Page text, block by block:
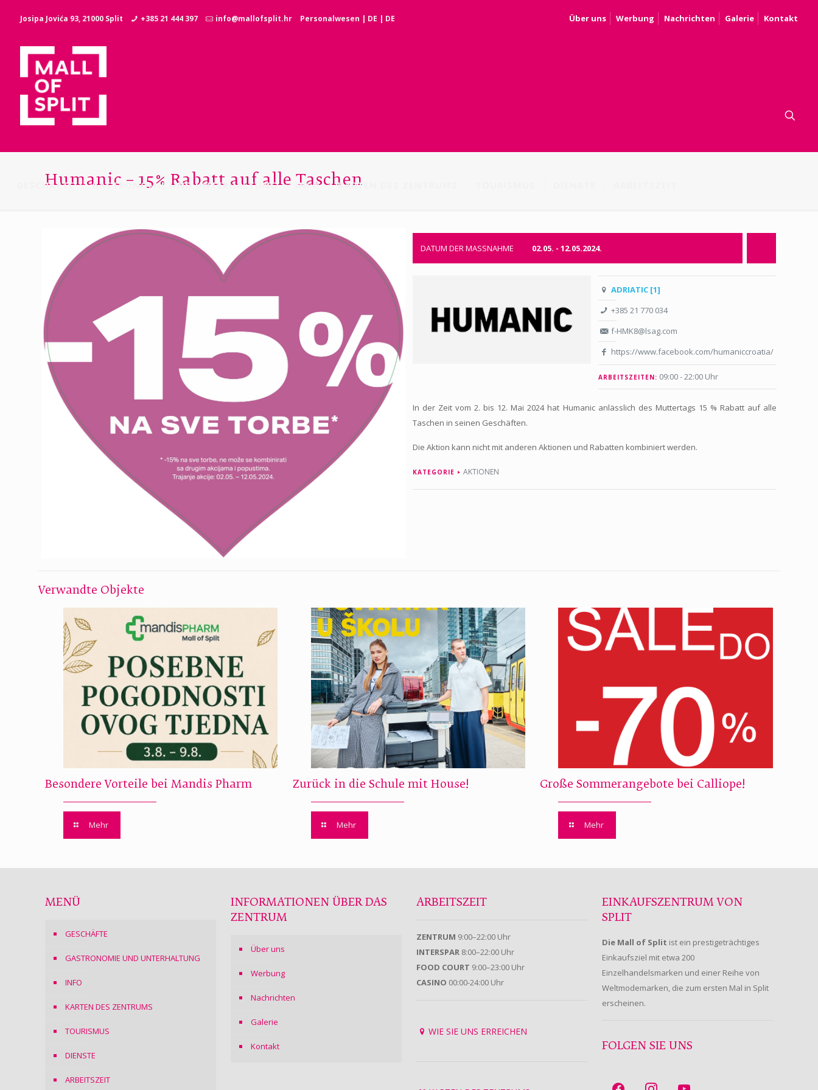
Josipa Jovića 93, 21000 Split +385 21 444 397 info@mallofsplit.hr Personalwesen | DE | DE Über uns Werbung Nachrichten Galerie Kontakt
GESCHÄFTE GASTRONOMIE UND UNTERHALTUNG INFO KARTEN DES ZENTRUMS
Humanic – 15% Rabatt auf alle Taschen
DATUM DER MASSNAHME 02.05. - 12.05.2024.
ADRIATIC [1]
+385 21 770 034
f-HMK8@lsag.com
https://www.facebook.com/humaniccroatia/
ARBEITSZEITEN: 09:00 - 22:00 Uhr
In der Zeit vom 2. bis 12. Mai 2024 hat Humanic anlässlich des Muttertags 15 % Rabatt auf alle
Taschen in seinen Geschäften.
Die Aktion kann nicht mit anderen Aktionen und Rabatten kombiniert werden.
KATEGORIE AKTIONEN
Verwandte Objekte
Besondere Vorteile bei Mandis Pharm
Mehr
Zurück in die Schule mit House!
Mehr
Große Sommerangebote bei Calliope!
Mehr
MENÜ
GESCHÄFTE
GASTRONOMIE UND UNTERHALTUNG
INFO
KARTEN DES ZENTRUMS
TOURISMUS
DIENSTE
ARBEITSZEIT
INFORMATIONEN ÜBER DAS
ZENTRUM
Über uns
Werbung
Nachrichten
Galerie
Kontakt
ARBEITSZEIT
ZENTRUM 9:00–22:00 Uhr
INTERSPAR 8:00–22:00 Uhr
FOOD COURT 9:00–23:00 Uhr
CASINO 00:00-24:00 Uhr
WIE SIE UNS ERREICHEN
EINKAUFSZENTRUM VON
SPLIT
Die Mall of Split ist ein prestigeträchtiges
Einkaufsziel mit etwa 200
Einzelhandelsmarken und einer Reihe von
Weltmodemarken, die zum ersten Mal in Split
erscheinen.
FOLGEN SIE UNS